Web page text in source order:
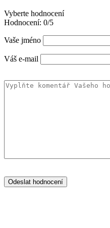
Vyberte hodnocení
Hodnocení: 0/5
Vaše jméno
Váš e-mail